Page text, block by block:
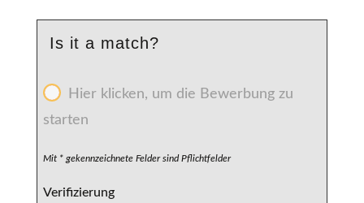
Is it a match?
Hier klicken, um die Bewerbung zu
starten
Mit * gekennzeichnete Felder sind Pflichtfelder
Verifizierung